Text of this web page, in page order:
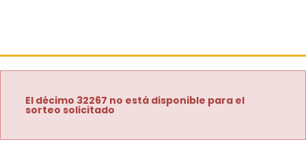
El décimo 32267 no está disponible para el
sorteo solicitado